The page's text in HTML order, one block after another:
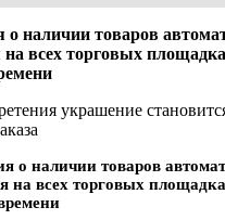
наличии товаров
на всех торговых
украшение
о наличии товаров
на всех торговых